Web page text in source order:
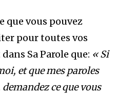
que vous pouvez
pour toutes vos
Sa Parole que: « Si
et que mes paroles
ce que vous